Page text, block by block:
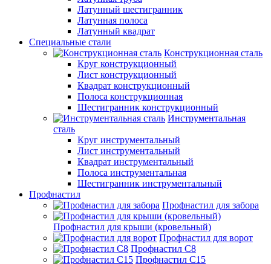
Латунный шестигранник
Латунная полоса
Латунный квадрат
Специальные стали
Конструкционная сталь
Круг конструкционный
Лист конструкционный
Квадрат конструкционный
Полоса конструкционная
Шестигранник конструкционный
Инструментальная
сталь
Круг инструментальный
Лист инструментальный
Квадрат инструментальный
Полоса инструментальная
Шестигранник инструментальный
Профнастил
Профнастил для забора
Профнастил для крыши (кровельный)
Профнастил для ворот
Профнастил С8
Профнастил С15